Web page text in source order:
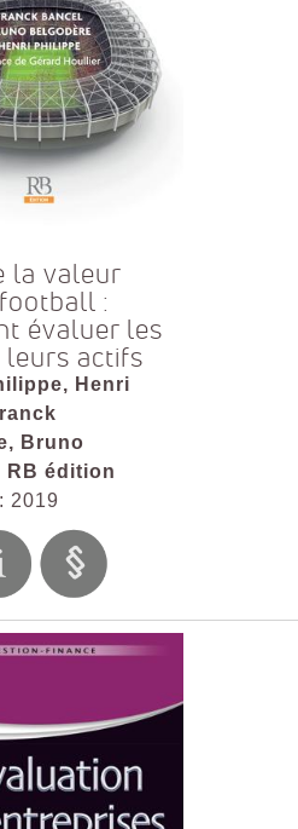
la valeur
:
évaluer les
leurs actifs
Henri
Bruno
RB édition
2019